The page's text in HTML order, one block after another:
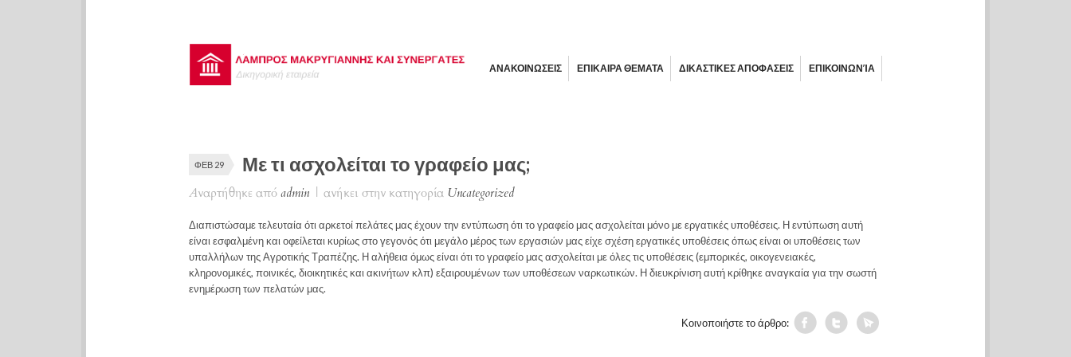
ΑΝΑΚΟΙΝΩΣΕΙΣ ΕΠΙΚΑΙΡΑ ΘΕΜΑΤΑ ΔΙΚΑΣΤΙΚΕΣ ΑΠΟΦΑΣΕΙΣ ΕΠΙΚΟΙΝΩΝΊΑ
ΦΕΒ 29 Με τι ασχολείται το γραφείο μας;
Αναρτήθηκε από admin | ανήκει στην κατηγορία Uncategorized
Διαπιστώσαμε τελευταία ότι αρκετοί πελάτες μας έχουν την εντύπωση ότι το γραφείο μας ασχολείται μόνο με εργατικές υποθέσεις. Η εντύπωση αυτή
είναι εσφαλμένη και οφείλεται κυρίως στο γεγονός ότι μεγάλο μέρος των εργασιών μας είχε σχέση εργατικές υποθέσεις όπως είναι οι υποθέσεις των
υπαλλήλων της Αγροτικής Τραπέζης. Η αλήθεια όμως είναι ότι το γραφείο μας ασχολείται με όλες τις υποθέσεις (εμπορικές, οικογενειακές,
κληρονομικές, ποινικές, διοικητικές και ακινήτων κλπ) εξαιρουμένων των υποθέσεων ναρκωτικών. Η διευκρίνιση αυτή κρίθηκε αναγκαία για την σωστή
ενημέρωση των πελατών μας.
Κοινοποιήστε το άρθρο: